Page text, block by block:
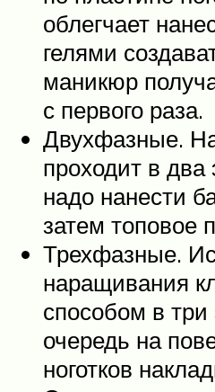
облегчает
гелями
маникюр
с первого раза.
Двухфазные.
проходит в два
надо нанести
затем топовое
Трехфазные.
наращивания
способом в
очередь на
ноготков